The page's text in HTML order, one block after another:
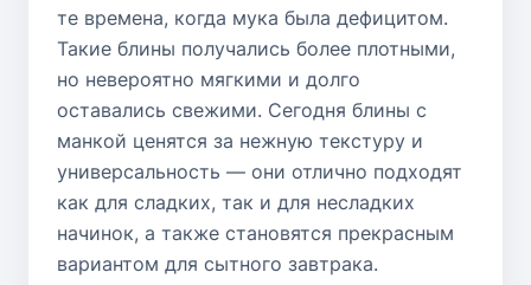
те времена, когда мука была дефицитом.
Такие блины получались более плотными,
но невероятно мягкими и долго
оставались свежими. Сегодня блины с
манкой ценятся за нежную текстуру и
универсальность — они отлично подходят
как для сладких, так и для несладких
начинок, а также становятся прекрасным
вариантом для сытного завтрака.